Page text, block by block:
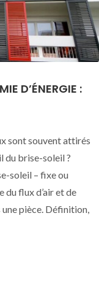
D’ÉNERGIE :
sont souvent attirés
du brise-soleil ?
soleil – fixe ou
flux d’air et de
pièce. Définition,